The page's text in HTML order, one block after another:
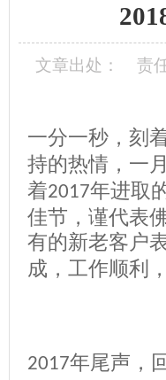
文章出处： 责
一分一秒，刻
持的热情，一
着2017年进取
佳节，谨代表
有的新老客户
成，工作顺利
2017年尾声，